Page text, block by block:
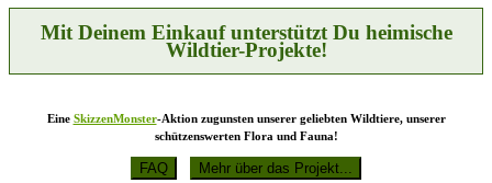
Produktseite
gewählt
werden
Mit Deinem Einkauf unterstützt Du heimische
Wildtier-Projekte!
Eine SkizzenMonster-Aktion zugunsten unserer geliebten Wildtiere, unserer
schützenswerten Flora und Fauna!